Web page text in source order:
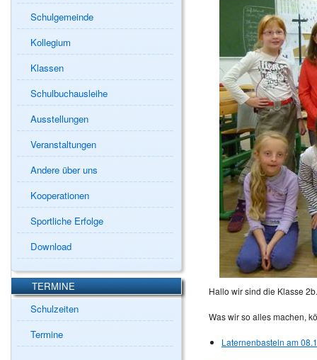
Schulgemeinde
Kollegium
Klassen
Schulbuchausleihe
Ausstellungen
Veranstaltungen
Andere über uns
Kooperationen
Sportliche Erfolge
Download
TERMINE
Schulzeiten
Termine
Hallo wir sind die Klasse
Was wir so alles machen,
Laternenbasteln am